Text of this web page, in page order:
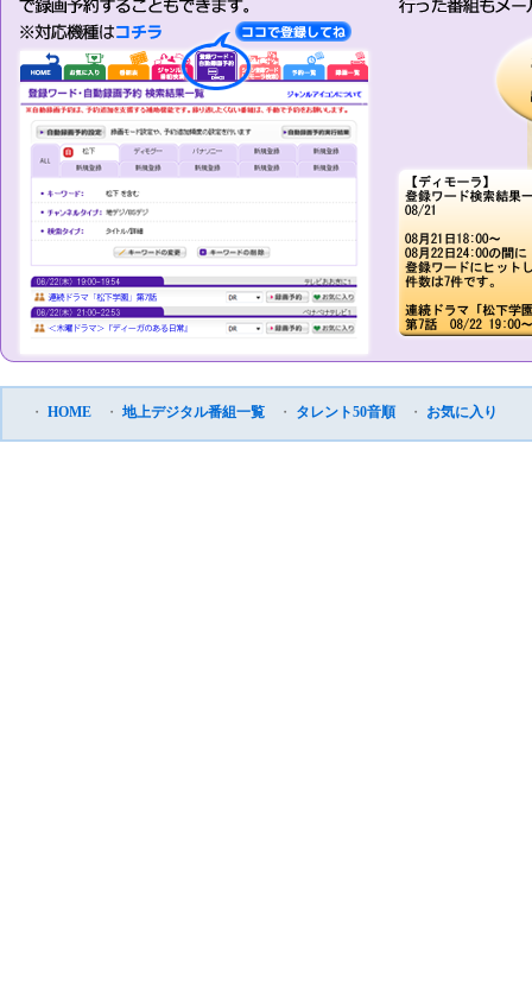
・ HOME ・ 地上デジタル番組一覧 ・ タレント50音順 ・ お気に入り